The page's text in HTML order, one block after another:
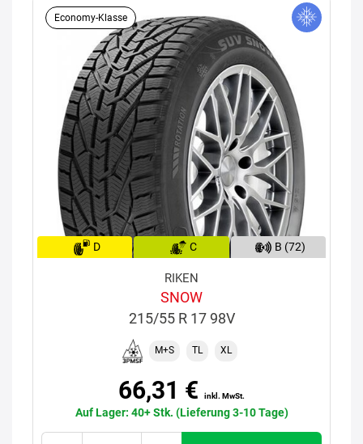
Economy-Klasse
D C B (72)
RIKEN
SNOW
215/55 R 17 98V
M+S TL XL
66,31 € inkl. MwSt.
Auf Lager: 40+ Stk. (Lieferung 3-10 Tage)